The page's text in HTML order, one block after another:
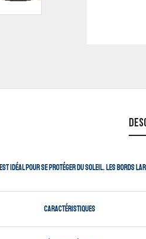
est idéal pour se protéger du soleil. Les bords
Caractéristiques